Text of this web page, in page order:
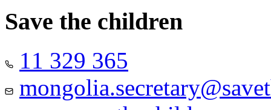
Save the children
11 329 365